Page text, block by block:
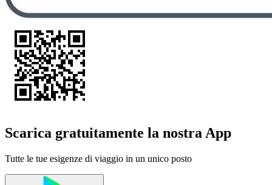
Scarica gratuitamente la nostra App
Tutte le tue esigenze di viaggio in un unico posto